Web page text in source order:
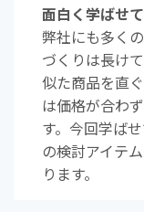
面白く学ばせ
弊社にも多く
づくりは長け
似た商品を直
は価格が合わ
す。今回学ば
の検討アイテ
ります。